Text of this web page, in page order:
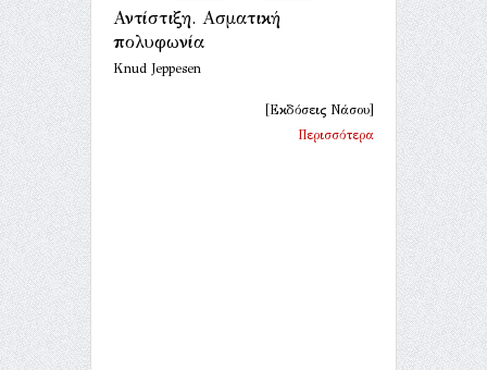
Αντίστιξη. Ασματική
πολυφωνία
Knud Jeppesen
[Εκδόσεις Νάσου]
Περισσότερα